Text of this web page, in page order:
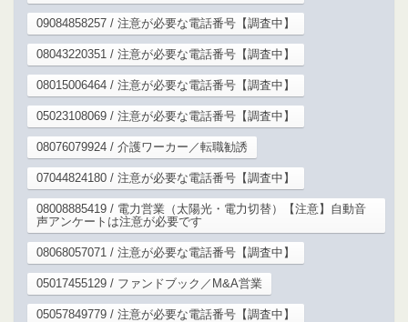
09084858257 / 注意が必要な電話番号【調査中】
08043220351 / 注意が必要な電話番号【調査中】
08015006464 / 注意が必要な電話番号【調査中】
05023108069 / 注意が必要な電話番号【調査中】
08076079924 / 介護ワーカー／転職勧誘
07044824180 / 注意が必要な電話番号【調査中】
08008885419 / 電力営業（太陽光・電力切替）【注意】自動音
声アンケートは注意が必要です
08068057071 / 注意が必要な電話番号【調査中】
05017455129 / ファンドブック／M&A営業
05057849779 / 注意が必要な電話番号【調査中】